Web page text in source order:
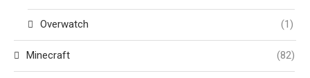
Overwatch (1)
Minecraft (82)